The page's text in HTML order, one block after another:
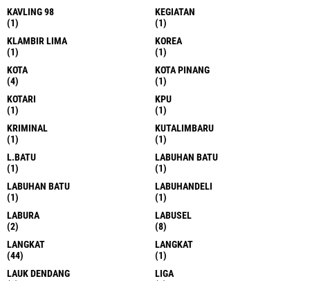
KAVLING 98
(1)
KEGIATAN
(1)
KLAMBIR LIMA
(1)
KOREA
(1)
KOTA
(4)
KOTA PINANG
(1)
KOTARI
(1)
KPU
(1)
KRIMINAL
(1)
KUTALIMBARU
(1)
L.BATU
(1)
LABUHAN BATU
(1)
LABUHAN BATU
(1)
LABUHANDELI
(1)
LABURA
(2)
LABUSEL
(8)
LANGKAT
(44)
LANGKAT
(1)
LAUK DENDANG
LIGA